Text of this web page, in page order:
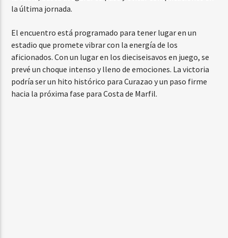
la última jornada.
El encuentro está programado para tener lugar en un
estadio que promete vibrar con la energía de los
aficionados. Con un lugar en los dieciseisavos en juego, se
prevé un choque intenso y lleno de emociones. La victoria
podría ser un hito histórico para Curazao y un paso firme
hacia la próxima fase para Costa de Marfil.